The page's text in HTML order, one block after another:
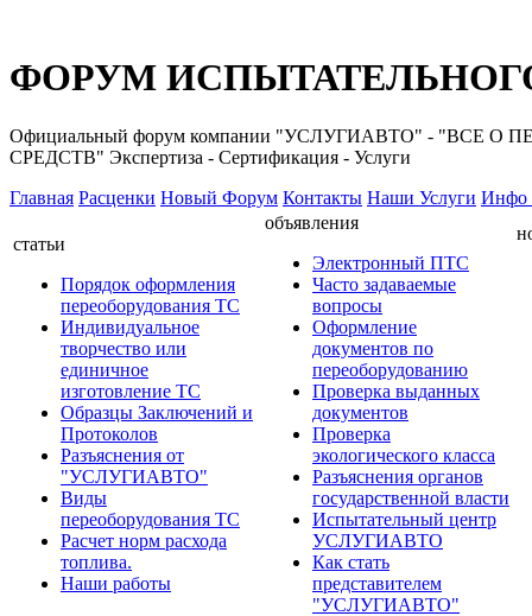
ФОРУМ
Официальный форум компании "УСЛУГИАВТО" -
СРЕДСТВ" Экспертиза - Сертификация - Услуги
Главная Расценки Новый Форум Контакты Наши Услуги Инфо
статьи
Порядок оформления
переоборудования ТС
Индивидуальное
творчество или
единичное
изготовление ТС
Образцы Заключений и
Протоколов
Разъяснения от
"УСЛУГИАВТО"
Виды
переоборудования ТС
Расчет норм расхода
топлива.
Наши работы
объявления
Электронный ПТС
Часто задаваемые
вопросы
Оформление
документов по
переоборудованию
Проверка выданных
документов
Проверка
экологического класса
Разъяснения органов
государственной власти
Испытательный центр
УСЛУГИАВТО
Как стать
представителем
"УСЛУГИАВТО"